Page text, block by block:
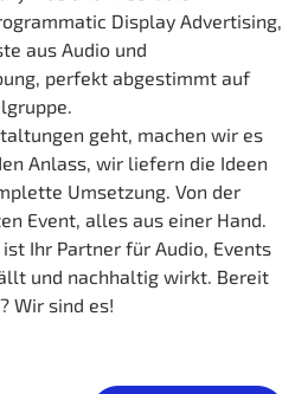
Display Advertising,
aus Audio und
perfekt abgestimmt auf
geht, machen wir es
Anlass, wir liefern die Ideen
Umsetzung. Von der
Event, alles aus einer Hand.
Ihr Partner für Audio, Events
und nachhaltig wirkt. Bereit
Wir sind es!